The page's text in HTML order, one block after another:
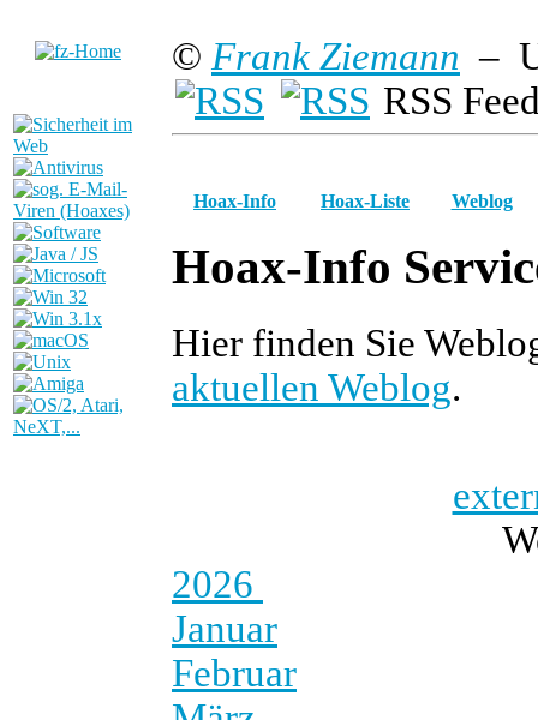
© Frank Ziemann –
RSS
Hoax-Info Hoax-Liste Weblog
Hoax-Info
Hier finden Sie
aktuellen Weblog.
2026
Januar
Februar